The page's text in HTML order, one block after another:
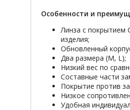
Особенности и
Линза с покрытием
изделия;
Обновленный
Два размера (M, L);
Низкий вес по
Составные части
Покрытие против
Низкое
Удобная